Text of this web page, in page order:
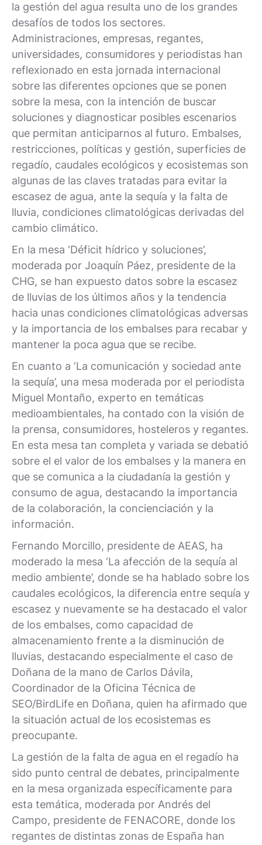
la gestión del agua resulta uno de los grandes
desafíos de todos los sectores.
Administraciones, empresas, regantes,
universidades, consumidores y periodistas han
reflexionado en esta jornada internacional
sobre las diferentes opciones que se ponen
sobre la mesa, con la intención de buscar
soluciones y diagnosticar posibles escenarios
que permitan anticiparnos al futuro. Embalses,
restricciones, políticas y gestión, superficies de
regadío, caudales ecológicos y ecosistemas son
algunas de las claves tratadas para evitar la
escasez de agua, ante la sequía y la falta de
lluvia, condiciones climatológicas derivadas del
cambio climático.
En la mesa ‘Déficit hídrico y soluciones’,
moderada por Joaquín Páez, presidente de la
CHG, se han expuesto datos sobre la escasez
de lluvias de los últimos años y la tendencia
hacia unas condiciones climatológicas adversas
y la importancia de los embalses para recabar y
mantener la poca agua que se recibe.
En cuanto a ‘La comunicación y sociedad ante
la sequía’, una mesa moderada por el periodista
Miguel Montaño, experto en temáticas
medioambientales, ha contado con la visión de
la prensa, consumidores, hosteleros y regantes.
En esta mesa tan completa y variada se debatió
sobre el el valor de los embalses y la manera en
que se comunica a la ciudadanía la gestión y
consumo de agua, destacando la importancia
de la colaboración, la concienciación y la
información.
Fernando Morcillo, presidente de AEAS, ha
moderado la mesa ‘La afección de la sequía al
medio ambiente’, donde se ha hablado sobre los
caudales ecológicos, la diferencia entre sequía y
escasez y nuevamente se ha destacado el valor
de los embalses, como capacidad de
almacenamiento frente a la disminución de
lluvias, destacando especialmente el caso de
Doñana de la mano de Carlos Dávila,
Coordinador de la Oficina Técnica de
SEO/BirdLife en Doñana, quien ha afirmado que
la situación actual de los ecosistemas es
preocupante.
La gestión de la falta de agua en el regadío ha
sido punto central de debates, principalmente
en la mesa organizada específicamente para
esta temática, moderada por Andrés del
Campo, presidente de FENACORE, donde los
regantes de distintas zonas de España han